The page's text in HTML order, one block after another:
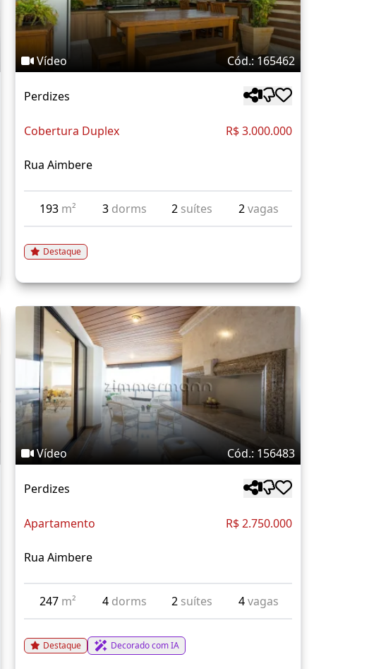
Vídeo Cód.: 165462
Perdizes
Cobertura Duplex R$ 3.000.000
Rua Aimbere
193 m² 3 dorms 2 suítes 2vagas
Destaque
Vídeo Cód.: 156483
Perdizes
Apartamento R$ 2.750.000
Rua Aimbere
247 m² 4 dorms 2 suítes 4vagas
Destaque Decorado com IA